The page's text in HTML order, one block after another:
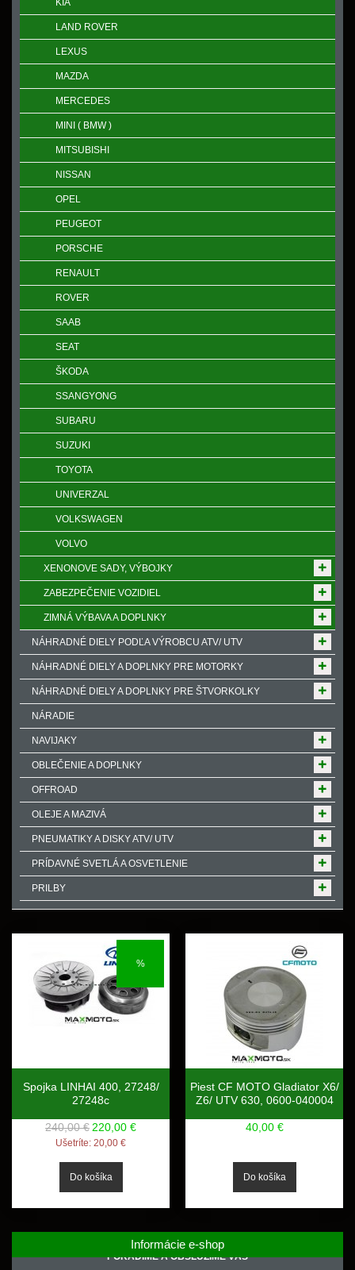
KIA
LAND ROVER
LEXUS
MAZDA
MERCEDES
MINI ( BMW )
MITSUBISHI
NISSAN
OPEL
PEUGEOT
PORSCHE
RENAULT
ROVER
SAAB
SEAT
ŠKODA
SSANGYONG
SUBARU
SUZUKI
TOYOTA
UNIVERZAL
VOLKSWAGEN
VOLVO
XENONOVE SADY, VÝBOJKY
ZABEZPEČENIE VOZIDIEL
ZIMNÁ VÝBAVA A DOPLNKY
NÁHRADNÉ DIELY PODĽA VÝROBCU ATV/ UTV
NÁHRADNÉ DIELY A DOPLNKY PRE MOTORKY
NÁHRADNÉ DIELY A DOPLNKY PRE ŠTVORKOLKY
NÁRADIE
NAVIJAKY
OBLEČENIE A DOPLNKY
OFFROAD
OLEJE A MAZIVÁ
PNEUMATIKY A DISKY ATV/ UTV
PRÍDAVNÉ SVETLÁ A OSVETLENIE
PRILBY
%
Spojka LINHAI 400, 27248/
27248c
240,00 € 220,00 €
Ušetríte: 20,00 €
Piest CF MOTO Gladiator X6/
Z6/ UTV 630, 0600-040004
40,00 €
Informácie e-shop
PORADÍME A OBSLÚŽIME VÁS